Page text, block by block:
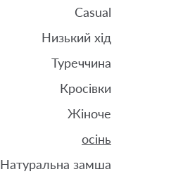
Casual
Низький хід
Туреччина
Кросівки
Жіноче
осінь
Натуральна замша